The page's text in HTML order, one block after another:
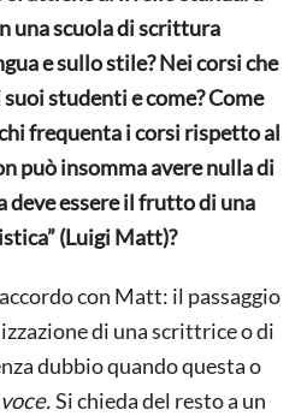
una scuola di scrittura
e sullo stile? Nei corsi che
studenti e come? Come
frequenta i corsi rispetto al
può insomma avere nulla di
deve essere il frutto di una
(Luigi Matt)?
con Matt: il passaggio
di una scrittrice o di
dubbio quando questa o
Si chieda del resto a un